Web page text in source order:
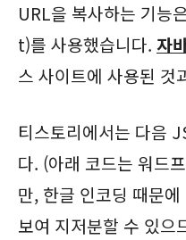
URL을 복사하는 기능
t)를 사용했습니다. 자
스 사이트에 사용된 것
티스토리에서는 다음
다. (아래 코드는 워드
만, 한글 인코딩 때문
보여 지저분할 수 있으